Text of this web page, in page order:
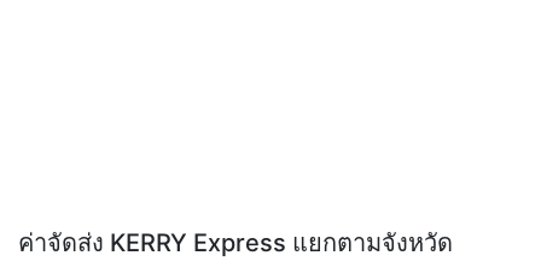
ค่าจัดส่ง KERRY Express แยกตามจังหวัด